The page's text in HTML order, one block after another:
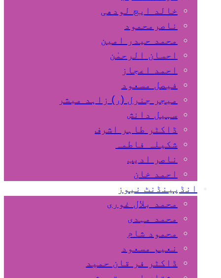
خالد ایچ لودھی
ناصرمحمود
محمد حیدر امین
احسان الرحمٰن
احمد اعجاز
فیصل مسعود
میجر جنرل (ر) زاہد مبشر
سہیل دانش
ڈاکٹر طاہر اشرف
شکیلہ فاطمہ
ناصر ادیب
احمد خان
انڈپینڈنٹ نیوز
محمد بلال غوری
محمد مہدی
محمود شام
نعیم مسعود
ڈاکٹر فر قان حمید